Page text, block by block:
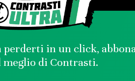
in un click,
di Contrasti.